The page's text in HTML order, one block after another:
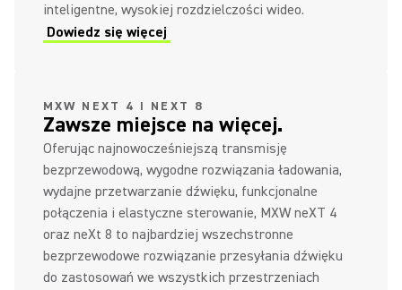
inteligentne, wysokiej rozdzielczości wideo.
Dowiedz się więcej
MXW NEXT 4 I NEXT 8
Zawsze miejsce na więcej.
Oferując najnowocześniejszą transmisję
bezprzewodową, wygodne rozwiązania ładowania,
wydajne przetwarzanie dźwięku, funkcjonalne
połączenia i elastyczne sterowanie, MXW neXT 4
oraz neXt 8 to najbardziej wszechstronne
bezprzewodowe rozwiązanie przesyłania dźwięku
do zastosowań we wszystkich przestrzeniach